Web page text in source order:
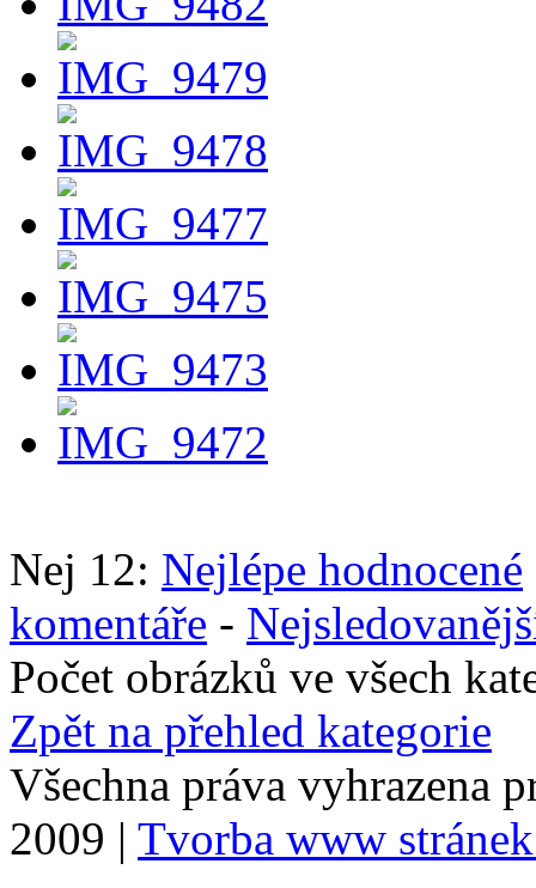
Nej 12: Nejlépe hodnocené
komentáře -
Počet obrázků ve všech
Zpět na přehled kategorie
Všechna práva vyhrazena
2009 | Tvorba www